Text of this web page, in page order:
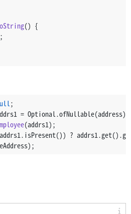
() {
;
= Optional.ofNullable(address);
(addrs1);
?